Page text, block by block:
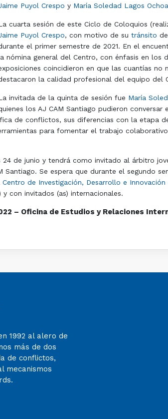
Puyol Crespo y María Soledad Lagos Ochoa
cuarta sesión de este Ciclo de Coloquios
Puyol Crespo, con motivo de su tránsito
el primer semestre de 2021. En el
nómina general del Centro, con énfasis en los
coincidieron en que las cuantías
la calidad profesional del equipo del
invitada de la quinta de sesión fue María
los AJ CAM Santiago pudieron
de conflictos, sus diferencias con la etapa
para fomentar el trabajo
24 de junio y tendrá como invitado al árbitro
Se espera que durante el segundo
Centro de Investigación, Desarrollo e
con invitados (as) internacionales.
– Oficina de Estudios y Relaciones
1992 al alero de
más de dos
de conflictos,
mecanismos